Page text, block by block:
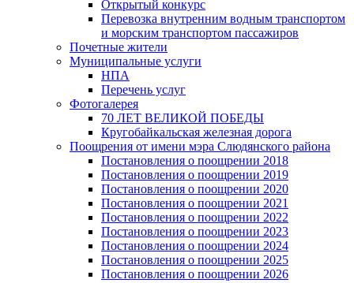
Открытый конкурс
Перевозка внутренним водным транспортом
и морским транспортом пассажиров
Почетные жители
Муниципальные услуги
НПА
Перечень услуг
Фотогалерея
70 ЛЕТ ВЕЛИКОЙ ПОБЕДЫ
Кругобайкальская железная дорога
Поощрения от имени мэра Слюдянского района
Постановления о поощрении 2018
Постановления о поощрении 2019
Постановления о поощрении 2020
Постановления о поощрении 2021
Постановления о поощрении 2022
Постановления о поощрении 2023
Постановления о поощрении 2024
Постановления о поощрении 2025
Постановления о поощрении 2026